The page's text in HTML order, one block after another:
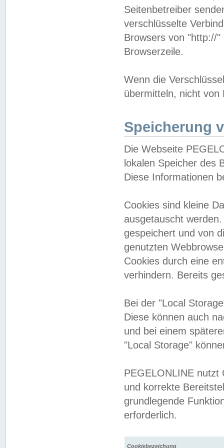
Seitenbetreiber
verschlüsselte
Browsers von "http://
Browserzeile.
Wenn die
übermitteln, nicht von
Speicherung
Die Webseite
lokalen Speicher des
Diese Informationen
Cookies sind kleine
ausgetauscht
gespeichert und von
genutzten
Cookies durch eine
verhindern. Bereits
Bei der "Local
Diese können auch
und bei einem
"Local Storage"
PEGELONLINE nutzt
und korrekte
grundlegende
erforderlich.
Cookiebezeichung